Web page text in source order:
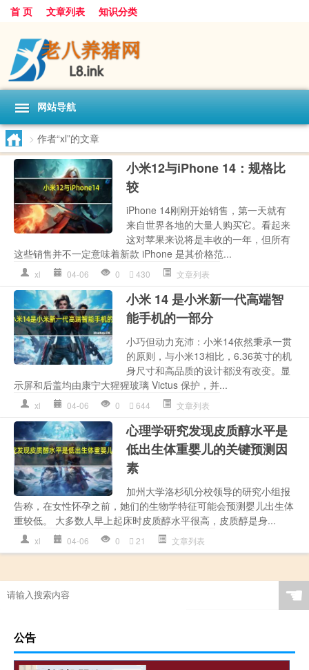
首 页 文章列表 知识分类
网站导航
> 作者“xl”的文章
小米12与iPhone 14：规格比
较
iPhone 14刚刚开始销售，第一天就有
来自世界各地的大量人购买它。看起来
这对苹果来说将是丰收的一年，但所有
这些销售并不一定意味着新款 iPhone 是其价格范...
xl 04-06 0 430 文章列表
小米 14 是小米新一代高端智
能手机的一部分
小巧但动力充沛：小米14依然秉承一贯
的原则，与小米13相比，6.36英寸的机
身尺寸和高品质的设计都没有改变。显
示屏和后盖均由康宁大猩猩玻璃 Victus 保护，并...
xl 04-06 0 644 文章列表
心理学研究发现皮质醇水平是
低出生体重婴儿的关键预测因
素
加州大学洛杉矶分校领导的研究小组报
告称，在女性怀孕之前，她们的生物学特征可能会预测婴儿出生体
重较低。 大多数人早上起床时皮质醇水平很高，皮质醇是身...
xl 04-06 0 21 文章列表
☚
公告